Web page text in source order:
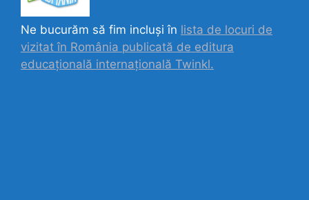
Ne bucurăm să fim incluși în lista de locuri de
vizitat în România publicată de editura
educațională internațională Twinkl.